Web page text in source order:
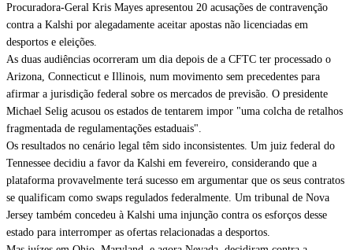
Procuradora-Geral Kris Mayes apresentou 20 acusações de contravenção
contra a Kalshi por alegadamente aceitar apostas não licenciadas em
desportos e eleições.
As duas audiências ocorreram um dia depois de a CFTC ter processado o
Arizona, Connecticut e Illinois, num movimento sem precedentes para
afirmar a jurisdição federal sobre os mercados de previsão. O presidente
Michael Selig acusou os estados de tentarem impor "uma colcha de retalhos
fragmentada de regulamentações estaduais".
Os resultados no cenário legal têm sido inconsistentes. Um juiz federal do
Tennessee decidiu a favor da Kalshi em fevereiro, considerando que a
plataforma provavelmente terá sucesso em argumentar que os seus contratos
se qualificam como swaps regulados federalmente. Um tribunal de Nova
Jersey também concedeu à Kalshi uma injunção contra os esforços desse
estado para interromper as ofertas relacionadas a desportos.